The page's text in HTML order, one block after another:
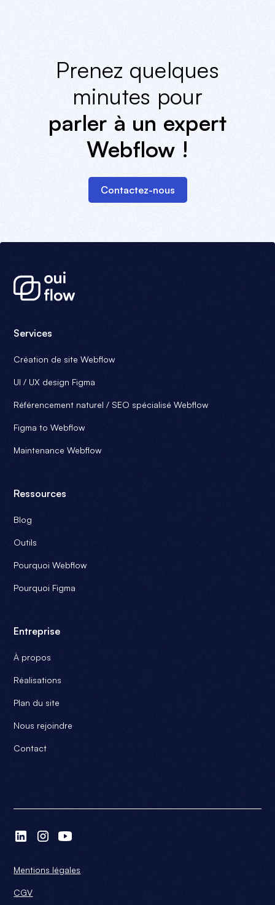
Prenez quelques
minutes pour
parler à un expert
Webflow !
Contactez-nous
Services
Création de site Webflow
UI / UX design Figma
Référencement naturel / SEO spécialisé Webflow
Figma to Webflow
Maintenance Webflow
Ressources
Blog
Outils
Pourquoi Webflow
Pourquoi Figma
Entreprise
À propos
Réalisations
Plan du site
Nous rejoindre
Contact
Mentions légales
CGV